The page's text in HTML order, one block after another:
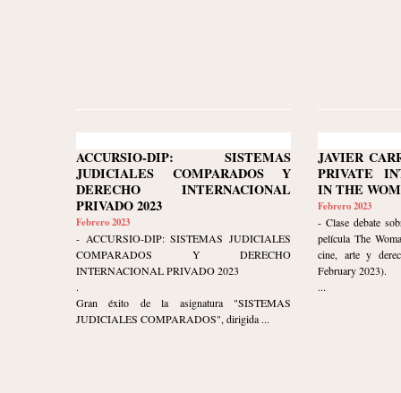
ACCURSIO-DIP: SISTEMAS
JUDICIALES COMPARADOS Y
DERECHO INTERNACIONAL
PRIVADO 2023
Febrero 2023
- ACCURSIO-DIP: SISTEMAS JUDICIALES
COMPARADOS Y DERECHO
INTERNACIONAL PRIVADO 2023
.
Gran éxito de la asignatura "SISTEMAS
JUDICIALES COMPARADOS", dirigida ...
JAVIER
PRIVATE
IN THE
Febrero 2023
- Clase debate
película The
cine, arte y
February 2023).
...